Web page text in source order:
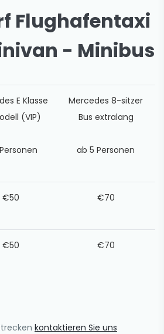
Flughafentaxi
- Minibus
E Klasse
(VIP)
Mercedes 8-sitzer
Bus extralang
ab 5 Personen
€50 €70
€50 €70
kontaktieren Sie uns